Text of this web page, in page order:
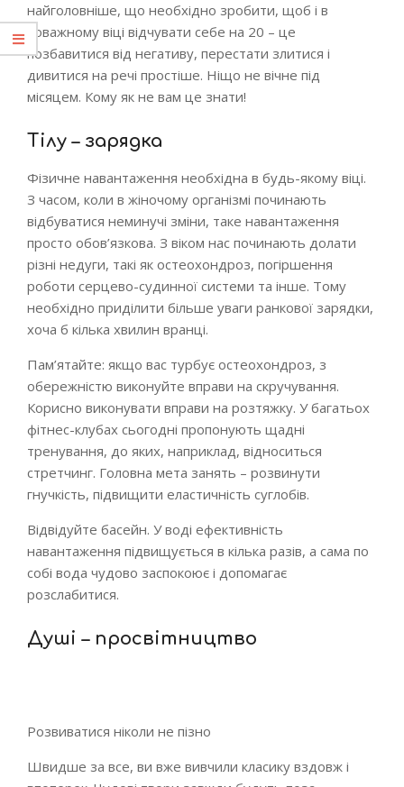
найголовніше, що необхідно зробити, щоб і в
поважному віці відчувати себе на 20 – це
позбавитися від негативу, перестати злитися і
дивитися на речі простіше. Ніщо не вічне під
місяцем. Кому як не вам це знати!
Тілу – зарядка
Фізичне навантаження необхідна в будь-якому віці.
З часом, коли в жіночому організмі починають
відбуватися неминучі зміни, таке навантаження
просто обов’язкова. З віком нас починають долати
різні недуги, такі як остеохондроз, погіршення
роботи серцево-судинної системи та інше. Тому
необхідно приділити більше уваги ранкової зарядки,
хоча б кілька хвилин вранці.
Пам’ятайте: якщо вас турбує остеохондроз, з
обережністю виконуйте вправи на скручування.
Корисно виконувати вправи на розтяжку. У багатьох
фітнес-клубах сьогодні пропонують щадні
тренування, до яких, наприклад, відноситься
стретчинг. Головна мета занять – розвинути
гнучкість, підвищити еластичність суглобів.
Відвідуйте басейн. У воді ефективність
навантаження підвищується в кілька разів, а сама по
собі вода чудово заспокоює і допомагає
розслабитися.
Душі – просвітництво
Розвиватися ніколи не пізно
Швидше за все, ви вже вивчили класику вздовж і